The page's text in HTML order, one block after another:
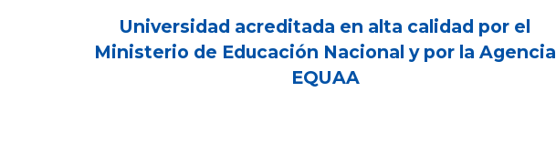
Universidad acreditada en alta calidad por el
Ministerio de Educación Nacional y por la Agencia
EQUAA